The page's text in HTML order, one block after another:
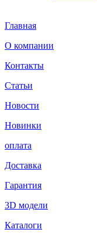
Главная
О компании
Контакты
Статьи
Новости
Новинки
оплата
Доставка
Гарантия
3D модели
Каталоги